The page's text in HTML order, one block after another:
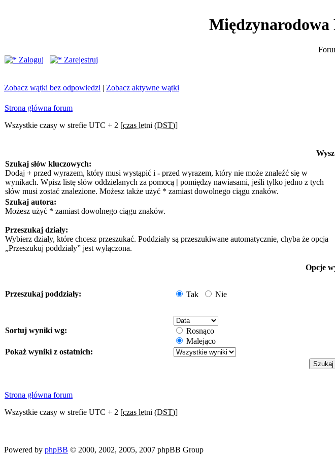
Międzynarodowa
Zaloguj
Zarejestruj
Zobacz wątki bez odpowiedzi | Zobacz aktywne wątki
Strona główna forum
Wszystkie czasy w strefie UTC + 2 [czas letni (DST)]
Szukaj słów kluczowych:
Dodaj + przed wyrazem, który musi wystąpić i - przed wyrazem, który nie może znaleźć się w
wynikach. Wpisz listę słów oddzielanych za pomocą | pomiędzy nawiasami, jeśli tylko jedno z tych
słów musi zostać znalezione. Możesz także użyć * zamiast dowolnego ciągu znaków.
Szukaj autora:
Możesz użyć * zamiast dowolnego ciągu znaków.
Przeszukaj działy:
Wybierz działy, które chcesz przeszukać. Poddziały są przeszukiwane automatycznie, chyba że opcja
„Przeszukuj poddziały” jest wyłączona.
Opcje
Przeszukaj poddziały: Tak Nie
Sortuj wyniki wg:
Rosnąco
Malejąco
Pokaż wyniki z ostatnich:
Strona główna forum
Wszystkie czasy w strefie UTC + 2 [czas letni (DST)]
Powered by phpBB © 2000, 2002, 2005, 2007 phpBB Group